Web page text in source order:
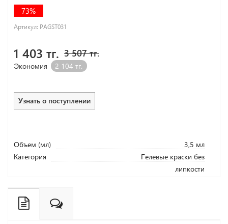
73%
Артикул: PAGST031
1 403 тг. 3 507 тг.
Экономия 2 104 тг.
Узнать о поступлении
Объем (мл)
3,5 мл
Категория
Гелевые краски без
липкости